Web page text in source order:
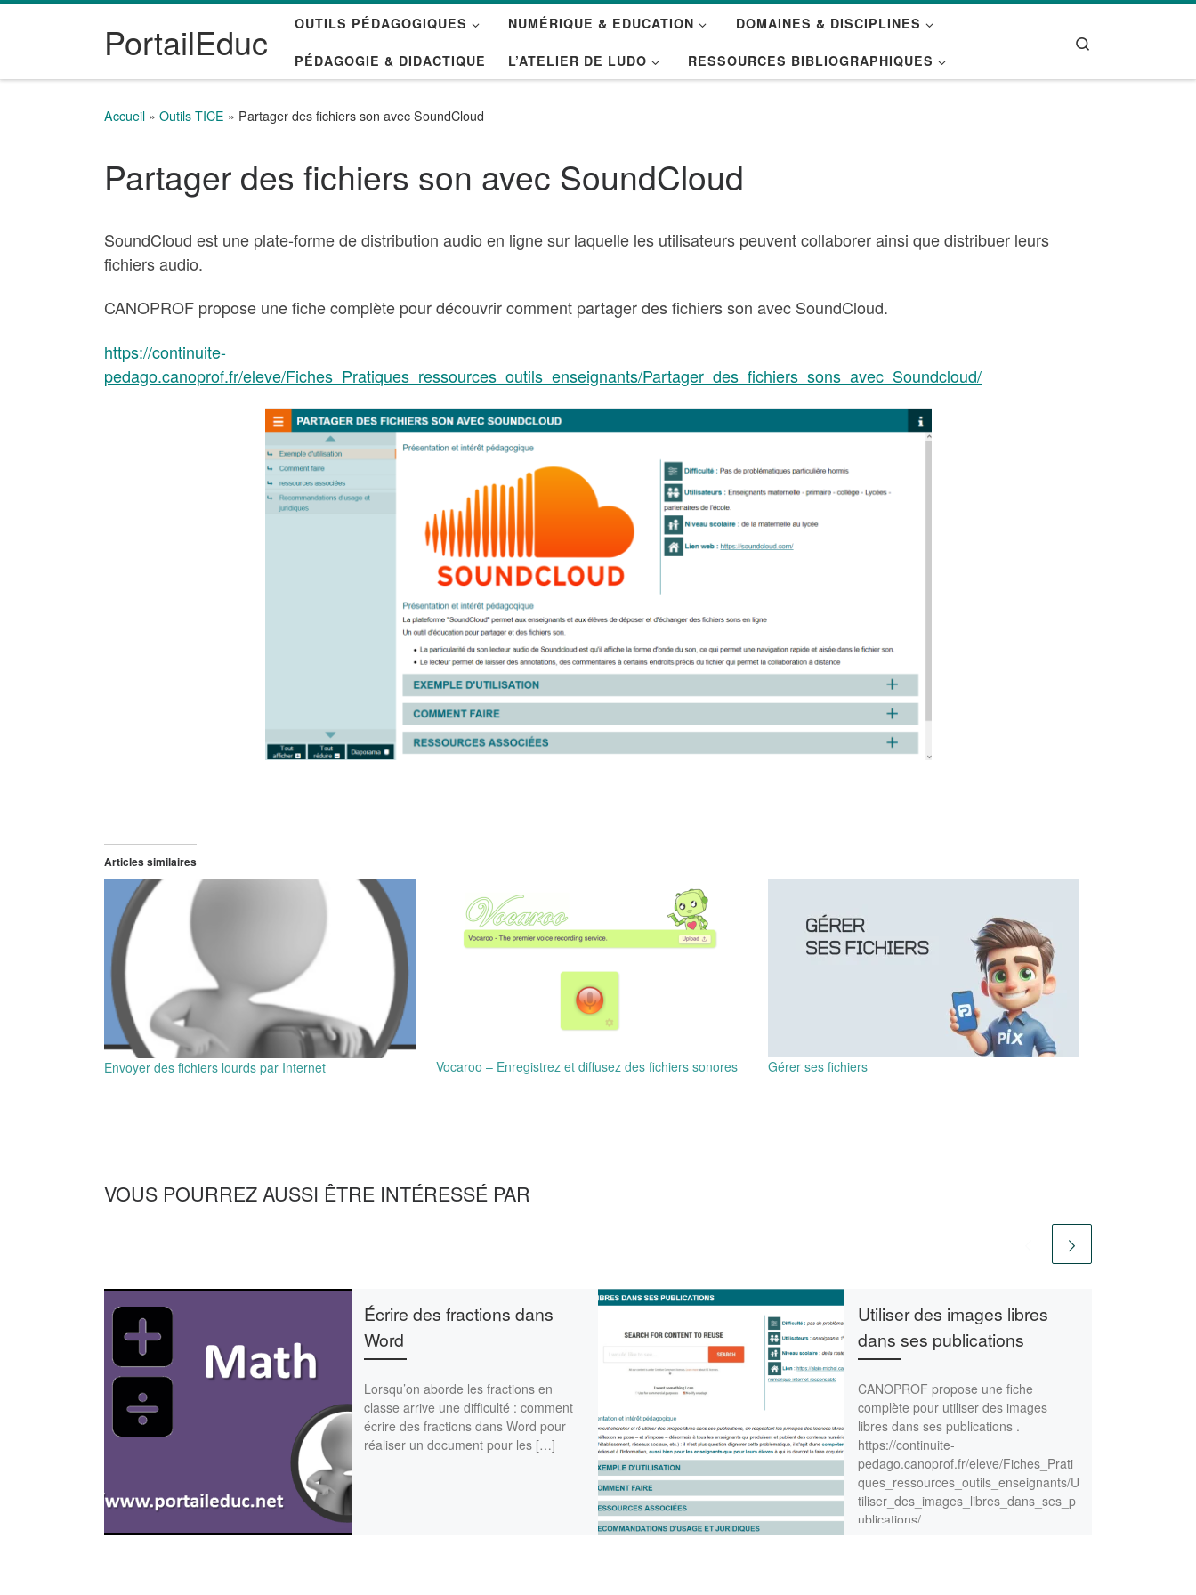
PortailEduc OUTILS PÉDAGOGIQUES NUMÉRIQUE & EDUCATION DOMAINES & DISCIPLINES
PÉDAGOGIE & DIDACTIQUE L’ATELIER DE LUDO RESSOURCES BIBLIOGRAPHIQUES
Accueil » Outils TICE » Partager des fichiers son avec SoundCloud
Partager des fichiers son avec SoundCloud
SoundCloud est une plate-forme de distribution audio en ligne sur laquelle les utilisateurs peuvent collaborer ainsi que distribuer leurs
fichiers audio.
CANOPROF propose une fiche complète pour découvrir comment partager des fichiers son avec SoundCloud.
https://continuite-
pedago.canoprof.fr/eleve/Fiches_Pratiques_ressources_outils_enseignants/Partager_des_fichiers_sons_avec_Soundcloud/
Articles similaires
Envoyer des fichiers lourds par Internet Vocaroo – Enregistrez et diffusez des fichiers sonores Gérer ses fichiers
VOUS POURREZ AUSSI ÊTRE INTÉRESSÉ PAR
Écrire des fractions dans
Word
Lorsqu’on aborde les fractions en
classe arrive une difficulté : comment
écrire des fractions dans Word pour
réaliser un document pour les […]
Utiliser des images libres
dans ses publications
CANOPROF propose une fiche
complète pour utiliser des images
libres dans ses publications .
https://continuite-
pedago.canoprof.fr/eleve/Fiches_Prati
ques_ressources_outils_enseignants/U
tiliser_des_images_libres_dans_ses_p
ublications/